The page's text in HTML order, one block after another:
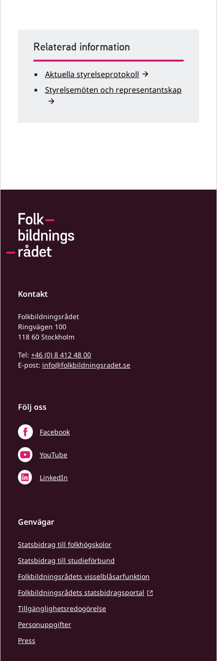
Relaterad information
Aktuella styrelseprotokoll
Styrelsemöten och representantskap
Kontakt
Folkbildningsrådet
Ringvägen 100
118 60 Stockholm
Tel: +46 (0) 8 412 48 00
E-post: info@folkbildningsradet.se
Följ oss
Facebook
YouTube
LinkedIn
Genvägar
Statsbidrag till folkhögskolor
Statsbidrag till studieförbund
Folkbildningsrådets visselblåsarfunktion
Folkbildningsrådets statsbidragsportal
Tillgänglighetsredogörelse
Personuppgifter
Press